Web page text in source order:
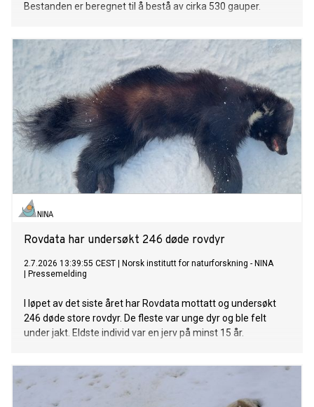
Bestanden er beregnet til å bestå av cirka 530 gauper.
Rovdata har undersøkt 246 døde rovdyr
2.7.2026 13:39:55 CEST
Norsk institutt for naturforskning - NINA
Pressemelding
I løpet av det siste året har Rovdata mottatt og undersøkt
246 døde store rovdyr. De fleste var unge dyr og ble felt
under jakt. Eldste individ var en jerv på minst 15 år.